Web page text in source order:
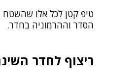
טיפ קטן לכל אלו שהשטח
הסדר וההרמוניה בחדר.
ריצוף לחדר